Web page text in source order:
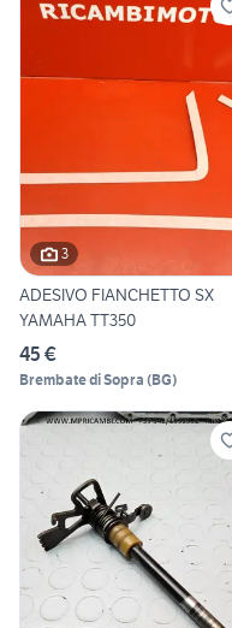
3
ADESIVO FIANCHETTO SX
YAMAHA TT350
45 €
Brembate di Sopra (BG)